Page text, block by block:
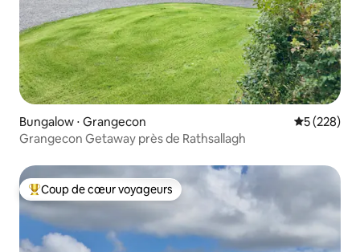
Bungalow ⋅ Grangecon Évaluation
5 (228)
Grangecon Getaway près de Rathsallagh
Coups de cœur voyageurs les plus appréciés
Coup de cœur voyageurs